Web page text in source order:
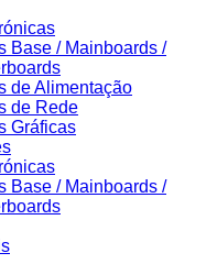
Base / Mainboards /
de Alimentação
de Rede
Gráficas
Base / Mainboards /